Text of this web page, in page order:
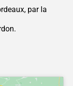
par la